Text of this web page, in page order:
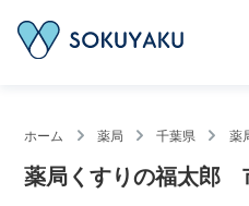
ホーム 薬局 千葉県 薬
薬局くすりの福太郎